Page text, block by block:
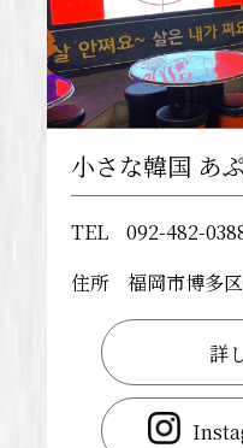
小さな韓国 あ
TEL
092-482-
住所
福岡市博多
詳